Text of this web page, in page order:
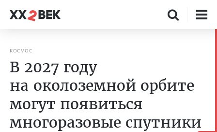
КОСМОС
В 2027 году
на околоземной орбите
могут появиться
многоразовые спутники